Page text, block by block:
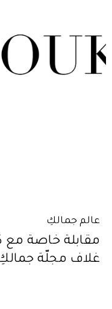
عالم جمالكِ
مقابلة خاصة
غلاف مجلّة جمالكِ